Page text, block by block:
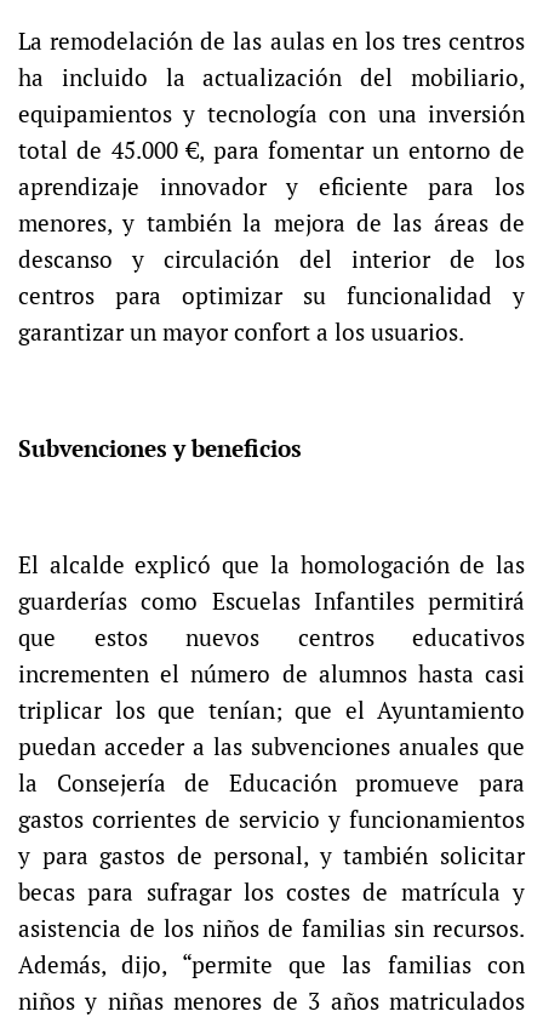
La remodelación de las aulas en los tres centros
ha incluido la actualización del mobiliario,
equipamientos y tecnología con una inversión
total de 45.000 €, para fomentar un entorno de
aprendizaje innovador y eficiente para los
menores, y también la mejora de las áreas de
descanso y circulación del interior de los
centros para optimizar su funcionalidad y
garantizar un mayor confort a los usuarios.
Subvenciones y beneficios
El alcalde explicó que la homologación de las
guarderías como Escuelas Infantiles permitirá
que estos nuevos centros educativos
incrementen el número de alumnos hasta casi
triplicar los que tenían; que el Ayuntamiento
puedan acceder a las subvenciones anuales que
la Consejería de Educación promueve para
gastos corrientes de servicio y funcionamientos
y para gastos de personal, y también solicitar
becas para sufragar los costes de matrícula y
asistencia de los niños de familias sin recursos.
Además, dijo, “permite que las familias con
niños y niñas menores de 3 años matriculados